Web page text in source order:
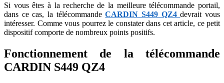
Si vous êtes à la recherche de la meilleure télécommande portail,
dans ce cas, la télécommandeCARDIN S449 QZ4devrait vous
intéresser. Comme vous pourrez le constater dans cet article, ce petit
dispositif comporte de nombreux points positifs.
Fonctionnement de la télécommande
CARDIN S449 QZ4